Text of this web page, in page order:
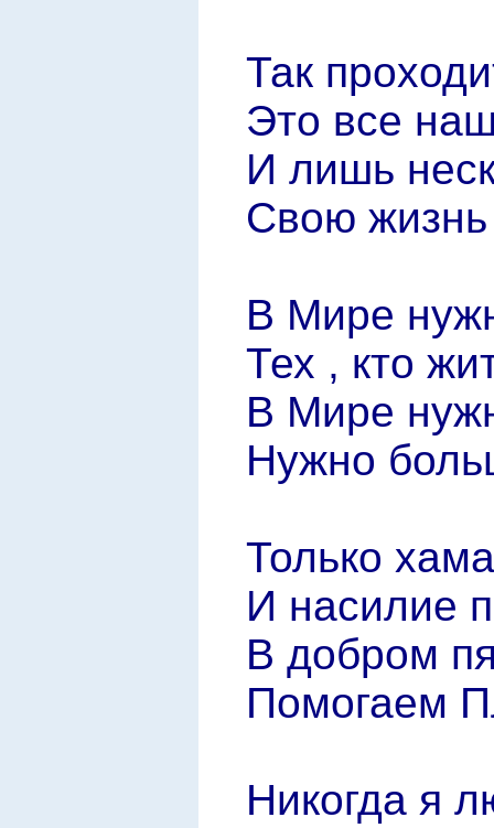
Так
Это все
И лишь
Свою
В Мире
Тех , кто
В Мире
Нужно
Только
И насилие
В добром
Помогаем
Никогда я